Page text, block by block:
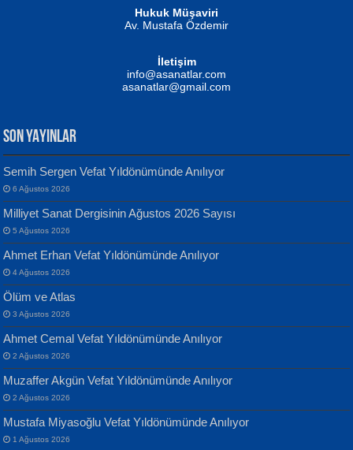
MUSTAFA KELOĞLU
Yarına İz Bırakmak...
ATİLLA ÖZEN
Sultan Olmadan Önce Eyüp...
Yılmaz Ekinci
Geceye Söylenen...
Banu Sancak
Defterimden İçeri...
Hukuk Müşaviri
Av. Mustafa Özdemir
İletişim
info@asanatlar.com
asanatlar@gmail.com
SON YAYINLAR
Semih Sergen Vefat Yıldönümünde Anılıyor
6 Ağustos 2026
Milliyet Sanat Dergisinin Ağustos 2026 Sayısı
5 Ağustos 2026
Ahmet Erhan Vefat Yıldönümünde Anılıyor
4 Ağustos 2026
Ölüm ve Atlas
3 Ağustos 2026
Ahmet Cemal Vefat Yıldönümünde Anılıyor
2 Ağustos 2026
Muzaffer Akgün Vefat Yıldönümünde Anılıyor
2 Ağustos 2026
Mustafa Miyasoğlu Vefat Yıldönümünde Anılıyor
1 Ağustos 2026